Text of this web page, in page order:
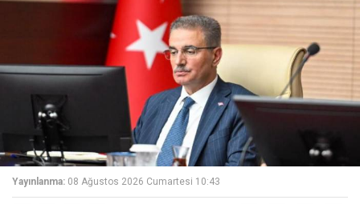
Yayınlanma: 08 Ağustos 2026 Cumartesi 10:43